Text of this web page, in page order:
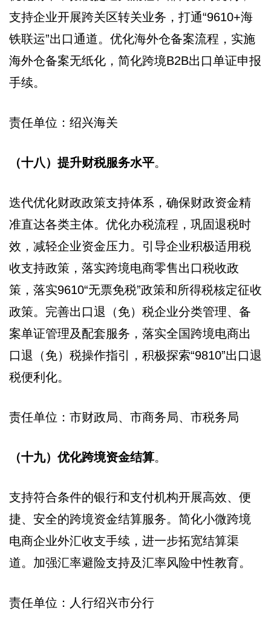
支持企业开展跨关区转关业务，打通“9610+海
铁联运”出口通道。优化海外仓备案流程，实施
海外仓备案无纸化，简化跨境B2B出口单证申报
手续。
责任单位：绍兴海关
（十八）提升财税服务水平。
迭代优化财政政策支持体系，确保财政资金精
准直达各类主体。优化办税流程，巩固退税时
效，减轻企业资金压力。引导企业积极适用税
收支持政策，落实跨境电商零售出口税收政
策，落实9610“无票免税”政策和所得税核定征收
政策。完善出口退（免）税企业分类管理、备
案单证管理及配套服务，落实全国跨境电商出
口退（免）税操作指引，积极探索“9810”出口退
税便利化。
责任单位：市财政局、市商务局、市税务局
（十九）优化跨境资金结算。
支持符合条件的银行和支付机构开展高效、便
捷、安全的跨境资金结算服务。简化小微跨境
电商企业外汇收支手续，进一步拓宽结算渠
道。加强汇率避险支持及汇率风险中性教育。
责任单位：人行绍兴市分行